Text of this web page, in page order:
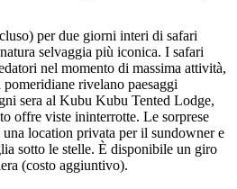
per due giorni interi di safari
selvaggia più iconica. I safari
nel momento di massima attività,
rivelano paesaggi
sera al Kubu Kubu Tented Lodge,
offre viste ininterrotte. Le sorprese
location privata per il sundowner e
sotto le stelle. È disponibile un giro
(costo aggiuntivo).